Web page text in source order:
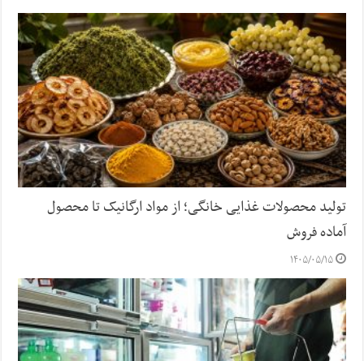
تولید محصولات غذایی خانگی؛ از مواد ارگانیک تا محصول
آماده فروش
۱۴۰۵/۰۵/۱۵